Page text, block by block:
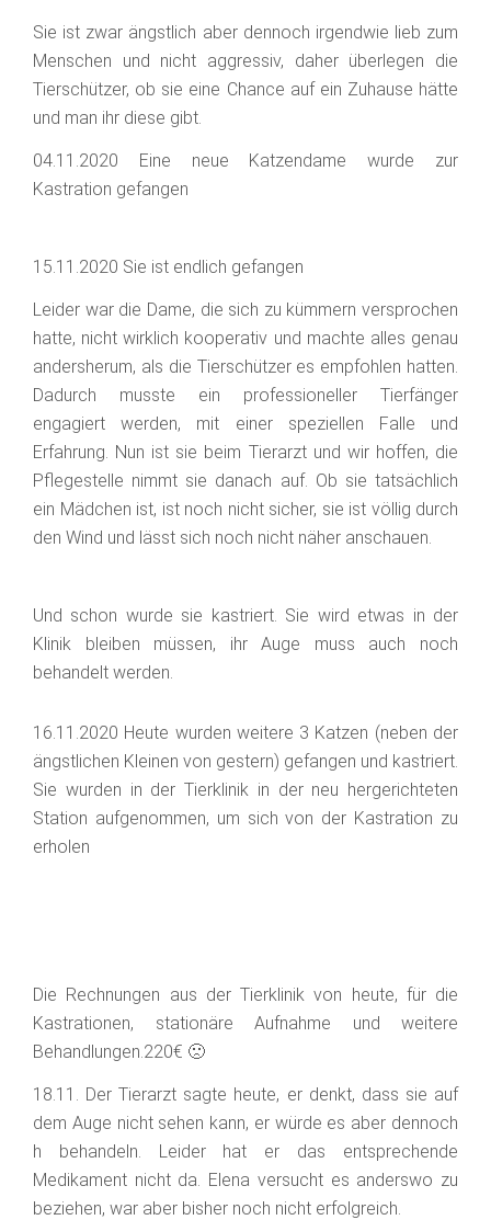
Sie ist zwar ängstlich aber dennoch irgendwie lieb zum
Menschen und nicht aggressiv, daher überlegen die
Tierschützer, ob sie eine Chance auf ein Zuhause hätte
und man ihr diese gibt.
04.11.2020 Eine neue Katzendame wurde zur
Kastration gefangen
15.11.2020 Sie ist endlich gefangen
Leider war die Dame, die sich zu kümmern versprochen
hatte, nicht wirklich kooperativ und machte alles genau
andersherum, als die Tierschützer es empfohlen hatten.
Dadurch musste ein professioneller Tierfänger
engagiert werden, mit einer speziellen Falle und
Erfahrung. Nun ist sie beim Tierarzt und wir hoffen, die
Pflegestelle nimmt sie danach auf. Ob sie tatsächlich
ein Mädchen ist, ist noch nicht sicher, sie ist völlig durch
den Wind und lässt sich noch nicht näher anschauen.
Und schon wurde sie kastriert. Sie wird etwas in der
Klinik bleiben müssen, ihr Auge muss auch noch
behandelt werden.
16.11.2020 Heute wurden weitere 3 Katzen (neben der
ängstlichen Kleinen von gestern) gefangen und kastriert.
Sie wurden in der Tierklinik in der neu hergerichteten
Station aufgenommen, um sich von der Kastration zu
erholen
Die Rechnungen aus der Tierklinik von heute, für die
Kastrationen, stationäre Aufnahme und weitere
Behandlungen.220€ 🙁
18.11. Der Tierarzt sagte heute, er denkt, dass sie auf
dem Auge nicht sehen kann, er würde es aber dennoch
h behandeln. Leider hat er das entsprechende
Medikament nicht da. Elena versucht es anderswo zu
beziehen, war aber bisher noch nicht erfolgreich.